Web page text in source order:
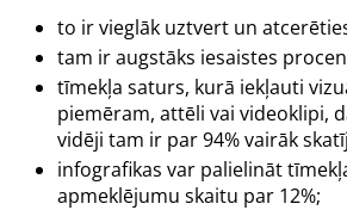
to ir vieglāk uztvert un
tam ir augstāks iesaistes
tīmekļa saturs, kurā iekļauti
piemēram, attēli vai videoklipi,
vidēji tam ir par 94% vairāk
infografikas var palielināt
apmeklējumu skaitu par 12%;